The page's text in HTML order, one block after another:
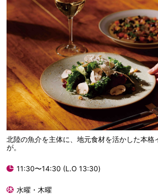
北陸の魚介を主体に、地元食材を活かした本格
が。
11:30〜14:30 (L.O 13:30)
水曜・木曜